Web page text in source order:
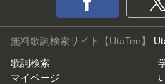
無料歌詞検索サイト【UtaTen】
歌詞検索
マイページ